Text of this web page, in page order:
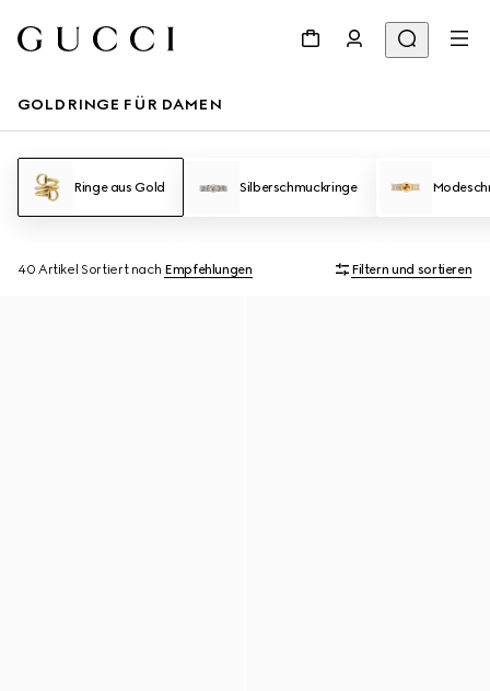
GOLDRINGE FÜR DAMEN
Ringe aus Gold Silberschmuckringe
40 Artikel Sortiert nach Empfehlungen Filtern und sortieren